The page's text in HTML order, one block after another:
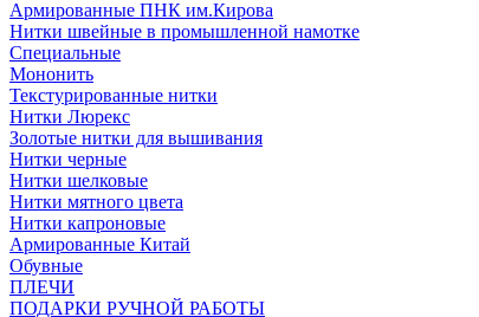
Армированные ПНК им.Кирова
Нитки швейные в промышленной намотке
Специальные
Мононить
Текстурированные нитки
Нитки Люрекс
Золотые нитки для вышивания
Нитки черные
Нитки шелковые
Нитки мятного цвета
Нитки капроновые
Армированные Китай
Обувные
ПЛЕЧИ
ПОДАРКИ РУЧНОЙ РАБОТЫ